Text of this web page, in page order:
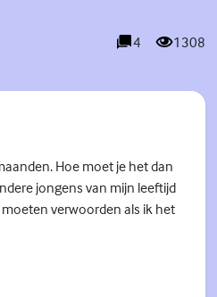
4
reacties
1308
weergaves
Hoe moet je het dan
jongens van mijn leeftijd
verwoorden als ik het